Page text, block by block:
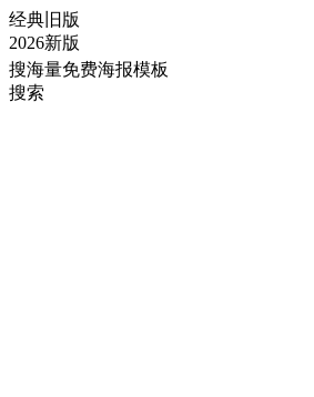
经典旧版
2026新版
搜海量免费海报模板
搜索